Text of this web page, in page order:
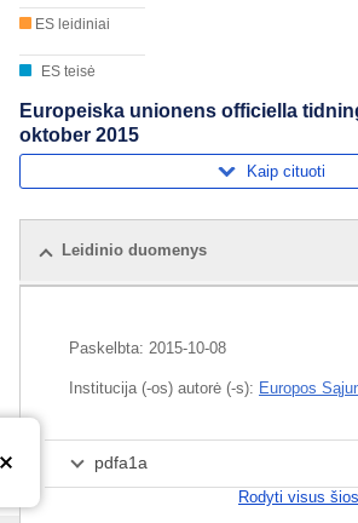
ES leidiniai
ES teisė
Europeiska unionens officiella
oktober 2015
Kaip cituoti
Leidinio duomenys
Rinkinys
Paskelbta: 2015-10-08
Institucija (-os) autorė (-s): Europos
pdfa1a
Rodyti visus